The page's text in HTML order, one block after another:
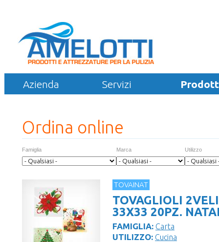
Azienda Servizi
Ordina online
Famiglia Marca Utilizzo
TOVAINAT
TOVAGLIOLI 2VELI
33X33 20PZ.
FAMIGLIA: Carta
UTILIZZO: Cucina